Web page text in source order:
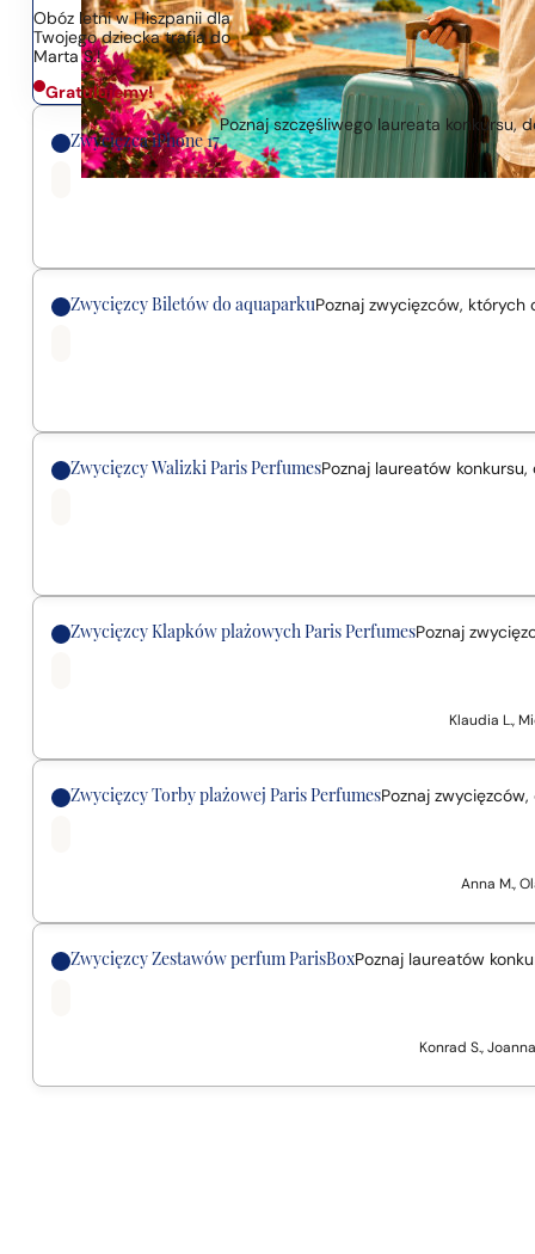
Obóz letni w Hiszpanii dla
Twojego dziecka trafia do
Marta S.!
Gratulujemy!
Zwycięzca iPhone 17
Poznaj szczęśliwego laureata konkursu,
Zwycięzcy Biletów do aquaparkuPoznaj zwycięzców,
Zwycięzcy Walizki Paris PerfumesPoznaj laureatów
Zwycięzcy Klapków plażowych Paris PerfumesPoznaj
Klaudia L.,
Zwycięzcy Torby plażowej Paris PerfumesPoznaj
Anna M.,
Zwycięzcy Zestawów perfum ParisBoxPoznaj laureatów
Konrad S.,